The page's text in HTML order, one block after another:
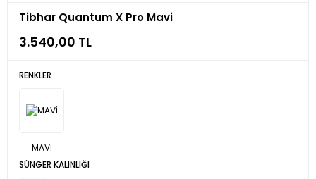
Tibhar Quantum X Pro Mavi
3.540,00 TL
RENKLER
SÜNGER KALINLIĞI